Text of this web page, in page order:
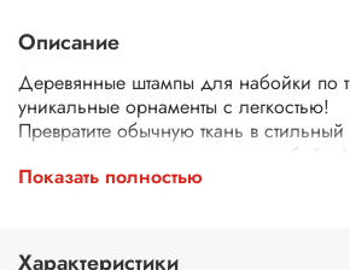
Описание
Деревянные штампы для набойки по
уникальные орнаменты с легкостью!
Превратите обычную ткань в
деревянными штампами для набойки!
подходят для декора одежды,
Экологичные – изготовлены из дерева.
Показать полностью
Характеристики